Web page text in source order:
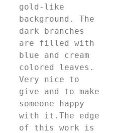
gold-like
background. The
dark branches
are filled with
blue and cream
colored leaves.
Very nice to
give and to make
someone happy
with it.The edge
of this work is